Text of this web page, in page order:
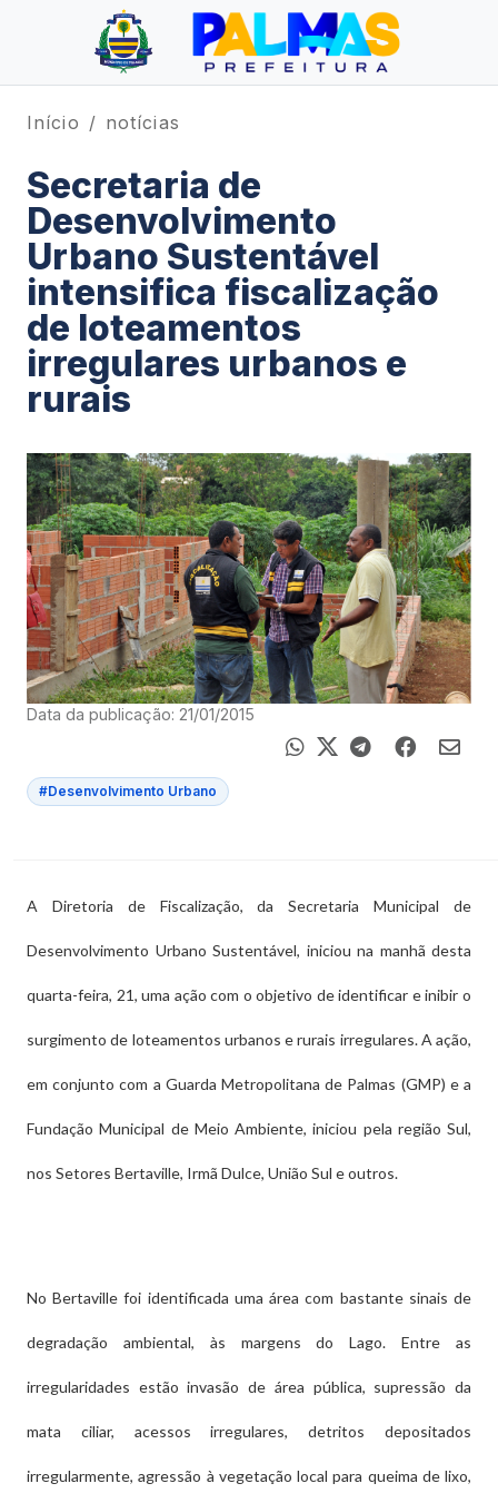
Início notícias
Secretaria de
Desenvolvimento
Urbano Sustentável
intensifica fiscalização
de loteamentos
irregulares urbanos e
rurais
Data da publicação: 21/01/2015
#Desenvolvimento Urbano
A Diretoria de Fiscalização, da Secretaria Municipal de
Desenvolvimento Urbano Sustentável, iniciou na manhã desta
quarta-feira, 21, uma ação com o objetivo de identificar e inibir o
surgimento de loteamentos urbanos e rurais irregulares. A ação,
em conjunto com a Guarda Metropolitana de Palmas (GMP) e a
Fundação Municipal de Meio Ambiente, iniciou pela região Sul,
nos Setores Bertaville, Irmã Dulce, União Sul e outros.
No Bertaville foi identificada uma área com bastante sinais de
degradação ambiental, às margens do Lago. Entre as
irregularidades estão invasão de área pública, supressão da
mata ciliar, acessos irregulares, detritos depositados
irregularmente, agressão à vegetação local para queima de lixo,